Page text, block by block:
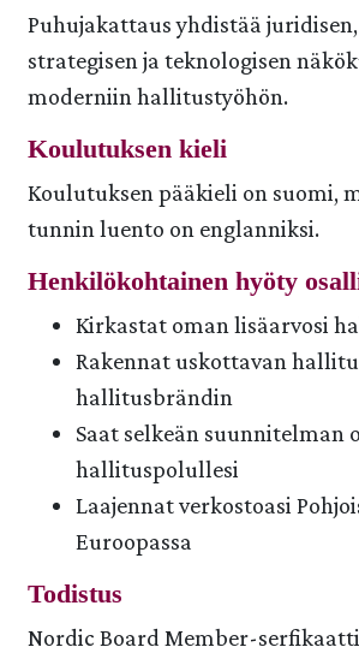
Puhujakattaus yhdistää
strategisen ja teknologisen
moderniin hallitustyöhön.
Koulutuksen kieli
Koulutuksen pääkieli on suomi,
tunnin luento on englanniksi.
Henkilökohtainen hyöty
Kirkastat oman lisäarvosi
Rakennat uskottavan
hallitusbrändin
Saat selkeän suunnitelman
hallituspolullesi
Laajennat verkostoasi
Euroopassa
Todistus
Nordic Board Member-serfikaatti